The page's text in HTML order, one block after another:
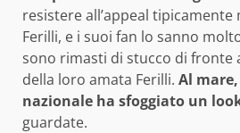
resistere all’appeal
Ferilli, e i suoi fan lo sanno
sono rimasti di stucco di fronte
della loro amata Ferilli. Al
nazionale ha sfoggiato un
guardate.